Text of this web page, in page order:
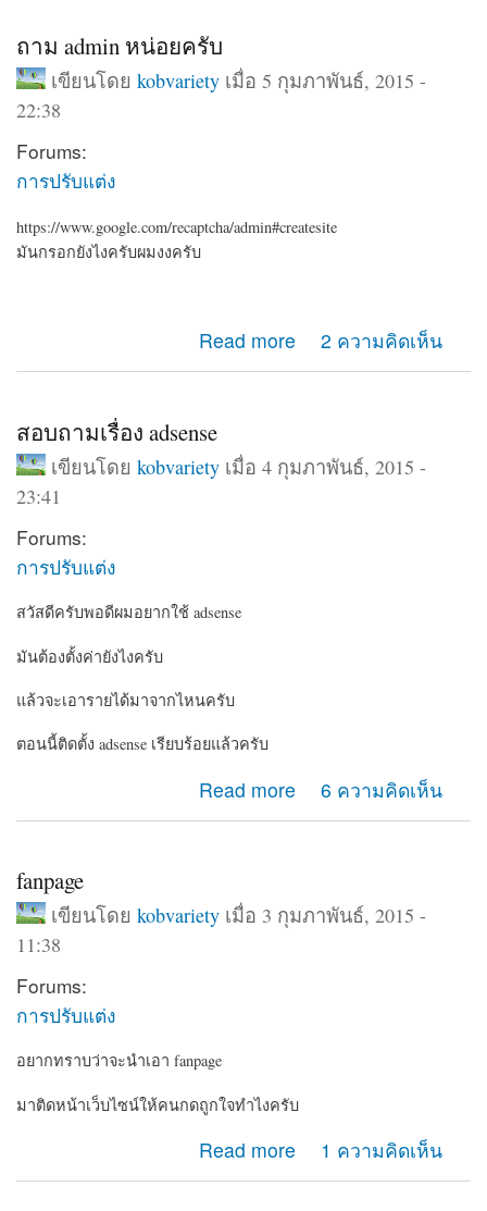
ถาม admin หน่อยครับ
เขียนโดย kobvarietyเมื่อ 5 กุมภาพันธ์, 2015 -
22:38
Forums:
การปรับแต่ง
https://www.google.com/recaptcha/admin#createsite
มันกรอกยังไงครับผมงงครับ
Read more
about ถาม admin หน่อยครับ 2 ความคิดเห็น
สอบถามเรื่อง adsense
เขียนโดย kobvarietyเมื่อ 4 กุมภาพันธ์, 2015 -
23:41
Forums:
การปรับแต่ง
สวัสดีครับพอดีผมอยากใช้ adsense
มันต้องตั้งค่ายังไงครับ
แล้วจะเอารายได้มาจากไหนครับ
ตอนนี้ติดตั้ง adsense เรียบร้อยแล้วครับ
Read more
about สอบถามเรื่อง adsense 6 ความคิดเห็น
fanpage
เขียนโดย kobvarietyเมื่อ 3 กุมภาพันธ์, 2015 -
11:38
Forums:
การปรับแต่ง
อยากทราบว่าจะนำเอา fanpage
มาติดหน้าเว็บไซน์ให้คนกดถูกใจทำไงครับ
Read more 1 ความคิดเห็น